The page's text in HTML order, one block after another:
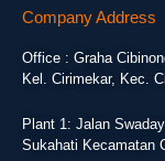
Company Address
Office : Graha
Kel. Cirimekar, Kec.
Plant 1: Jalan
Sukahati Kecamatan